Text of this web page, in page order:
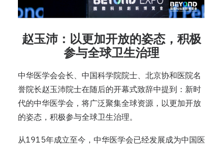
赵玉沛：以更加开放的姿态，积极
参与全球卫生治理
中华医学会会长、中国科学院院士、北京协和医院名
誉院长赵玉沛院士在随后的开幕式致辞中提到：新时
代的中华医学会，将广泛聚集全球资源，以更加开放
的姿态，积极参与全球卫生治理。
从1915年成立至今，中华医学会已经发展成为中国医